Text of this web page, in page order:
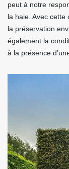
peut à notre
la haie. Avec
la préservation
également la
à la présence